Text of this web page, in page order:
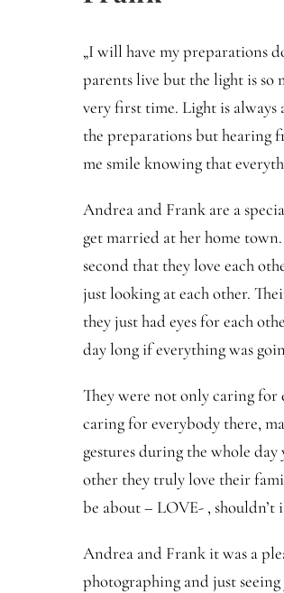
„I will have my preparations
parents live but the light is so
very first time. Light is
the preparations but hearing
me smile knowing that
Andrea and Frank are a
get married at her home
second that they love each
just looking at each other.
they just had eyes for each
day long if everything was
They were not only caring for
caring for everybody there,
gestures during the whole
other they truly love their
be about – LOVE- , shouldn’t
Andrea and Frank it was a
photographing and just